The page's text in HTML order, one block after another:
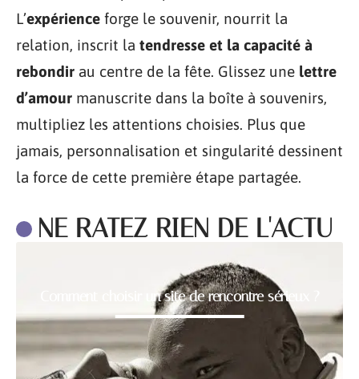
L’expérience forge le souvenir, nourrit la
relation, inscrit la tendresse et la capacité à
rebondir au centre de la fête. Glissez une lettre
d’amour manuscrite dans la boîte à souvenirs,
multipliez les attentions choisies. Plus que
jamais, personnalisation et singularité dessinent
la force de cette première étape partagée.
NE RATEZ RIEN DE L'ACTU
Comment choisir un site de rencontre sérieux ?